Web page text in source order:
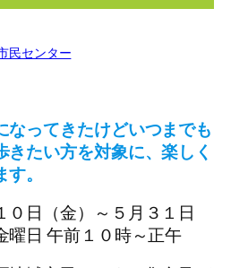
民センター
なってきたけどいつまでも
きたい方を対象に、楽しく
。
０日（金）～５月３１日
曜日 午前１０時～正午